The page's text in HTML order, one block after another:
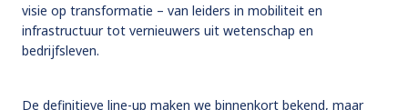
visie op transformatie – van leiders in mobiliteit en
infrastructuur tot vernieuwers uit wetenschap en
bedrijfsleven.
De definitieve line-up maken we binnenkort bekend, maar